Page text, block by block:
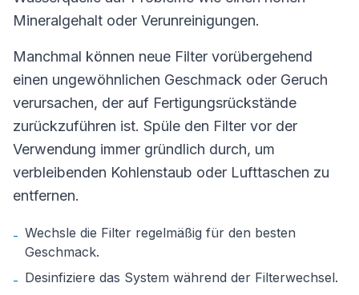
Mineralgehalt oder Verunreinigungen.
Manchmal können neue Filter vorübergehend
einen ungewöhnlichen Geschmack oder Geruch
verursachen, der auf Fertigungsrückstände
zurückzuführen ist. Spüle den Filter vor der
Verwendung immer gründlich durch, um
verbleibenden Kohlenstaub oder Lufttaschen zu
entfernen.
- Wechsle die Filter regelmäßig für den besten
Geschmack.
- Desinfiziere das System während der Filterwechsel.